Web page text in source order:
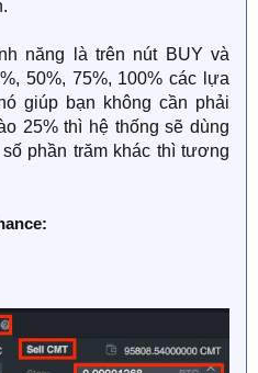
năng là trên nút BUY và
50%, 75%, 100% các lựa
giúp bạn không cần phải
25% thì hệ thống sẽ dùng
phần trăm khác thì tương